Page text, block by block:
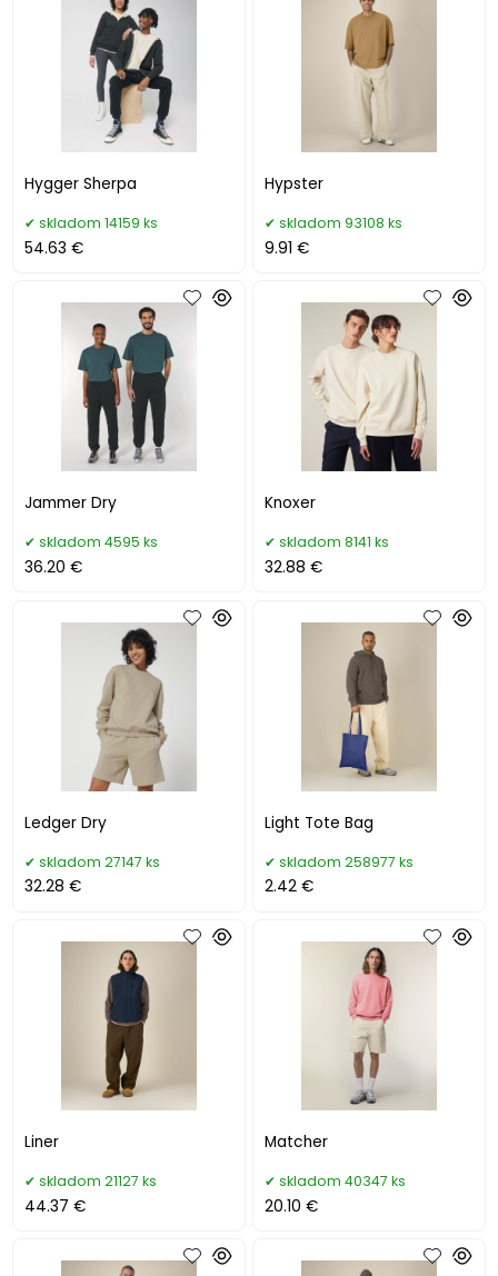
Hygger Sherpa
skladom 14159 ks
54.63 €
Hypster
skladom 93108 ks
9.91 €
Jammer Dry
skladom 4595 ks
36.20 €
Knoxer
skladom 8141 ks
32.88 €
Ledger Dry
skladom 27147 ks
32.28 €
Light Tote Bag
skladom 258977 ks
2.42 €
Liner
skladom 21127 ks
44.37 €
Matcher
skladom 40347 ks
20.10 €